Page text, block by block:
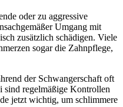
oder zu aggressive
Umgang mit
zusätzlich schädigen. Viele
sogar die Zahnpflege,
der Schwangerschaft oft
sind regelmäßige Kontrollen
jetzt wichtig, um schlimmere